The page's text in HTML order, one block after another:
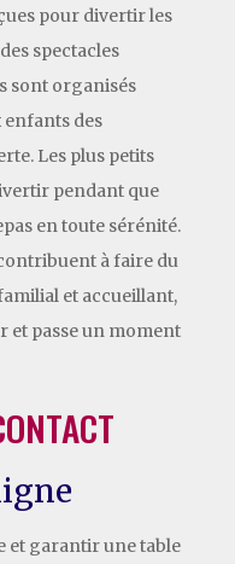
pour divertir les
spectacles
sont organisés
des
Les plus petits
pendant que
en toute sérénité.
à faire du
et accueillant,
et passe un moment
et garantir une table